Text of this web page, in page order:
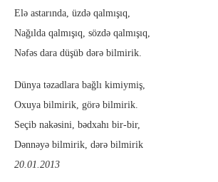
Elə astarında, üzdə qalmışıq,
Nağılda qalmışıq, sözdə qalmışıq,
Nəfəs dara düşüb dərə bilmirik.
Dünya təzadlara bağlı kimiymiş,
Oxuya bilmirik, görə bilmirik.
Seçib nakəsini, bədxahı bir-bir,
Dənnəyə bilmirik, dərə bilmirik
20.01.2013